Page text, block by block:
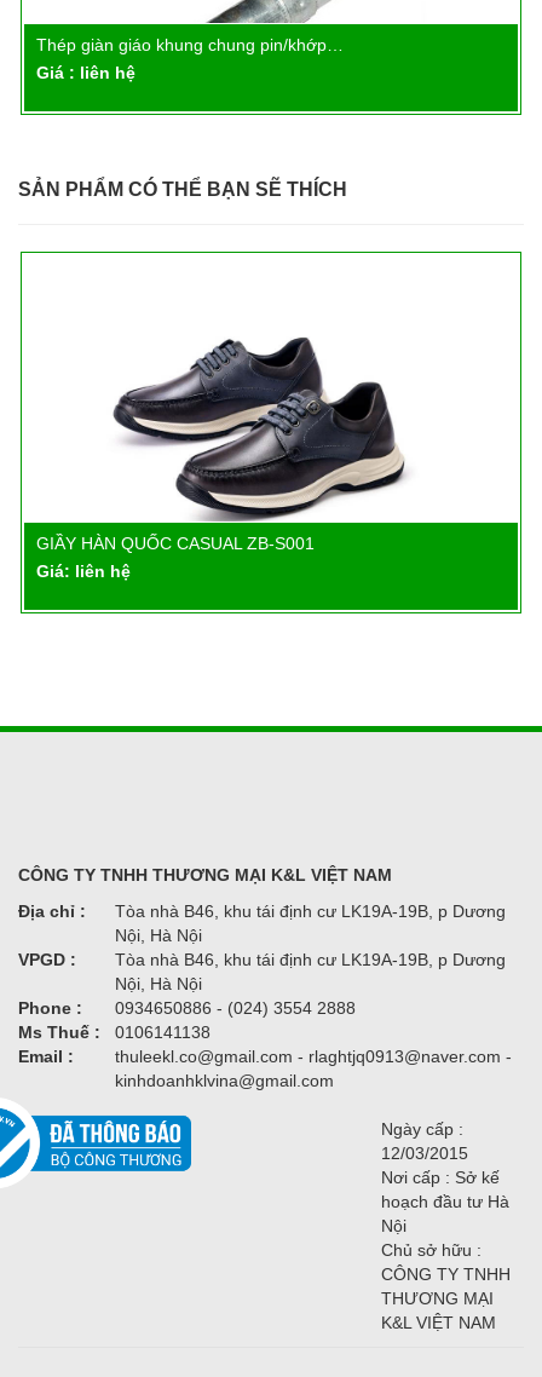
Chi tiết
Thép giàn giáo khung chung pin/khớp…
Giá : liên hệ
SẢN PHẨM CÓ THỂ BẠN SẼ THÍCH
Chi tiết
GIẦY HÀN QUỐC CASUAL ZB-S001
Giá: liên hệ
CÔNG TY TNHH THƯƠNG MẠI K&L VIỆT NAM
Địa chỉ :
Tòa nhà B46, khu tái định cư LK19A-19B, p Dương
Nội, Hà Nội
VPGD :
Tòa nhà B46, khu tái định cư LK19A-19B, p Dương
Nội, Hà Nội
Phone :
0934650886 - (024) 3554 2888
Ms Thuế :
0106141138
Email :
thuleekl.co@gmail.com - rlaghtjq0913@naver.com -
kinhdoanhklvina@gmail.com
Ngày cấp :
12/03/2015
Nơi cấp : Sở kế
hoạch đầu tư Hà
Nội
Chủ sở hữu :
CÔNG TY TNHH
THƯƠNG MẠI
K&L VIỆT NAM